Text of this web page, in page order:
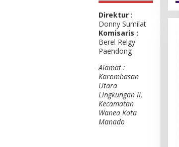
Direktur :
Donny Sumilat
Komisaris :
Berel Relgy
Paendong
Alamat :
Karombasan
Utara
Lingkungan II,
Kecamatan
Wanea Kota
Manado